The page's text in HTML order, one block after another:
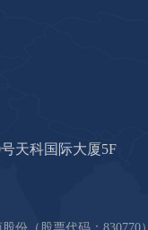
天科国际大厦5F